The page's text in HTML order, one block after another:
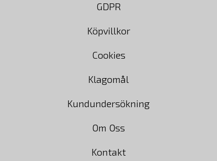
GDPR
Köpvillkor
Cookies
Klagomål
Kundundersökning
Om Oss
Kontakt